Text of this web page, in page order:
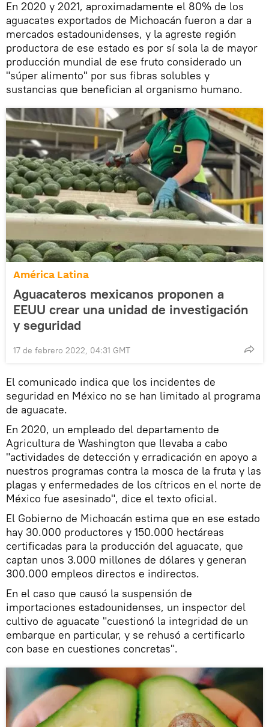
En 2020 y 2021, aproximadamente el 80% de los
aguacates exportados de Michoacán fueron a dar a
mercados estadounidenses, y la agreste región
productora de ese estado es por sí sola la de mayor
producción mundial de ese fruto considerado un
"súper alimento" por sus fibras solubles y
sustancias que benefician al organismo humano.
América Latina
Aguacateros mexicanos proponen a
EEUU crear una unidad de investigación
y seguridad
17 de febrero 2022, 04:31 GMT
El comunicado indica que los incidentes de
seguridad en México no se han limitado al programa
de aguacate.
En 2020, un empleado del departamento de
Agricultura de Washington que llevaba a cabo
"actividades de detección y erradicación en apoyo a
nuestros programas contra la mosca de la fruta y las
plagas y enfermedades de los cítricos en el norte de
México fue asesinado", dice el texto oficial.
El Gobierno de Michoacán estima que en ese estado
hay 30.000 productores y 150.000 hectáreas
certificadas para la producción del aguacate, que
captan unos 3.000 millones de dólares y generan
300.000 empleos directos e indirectos.
En el caso que causó la suspensión de
importaciones estadounidenses, un inspector del
cultivo de aguacate "cuestionó la integridad de un
embarque en particular, y se rehusó a certificarlo
con base en cuestiones concretas".